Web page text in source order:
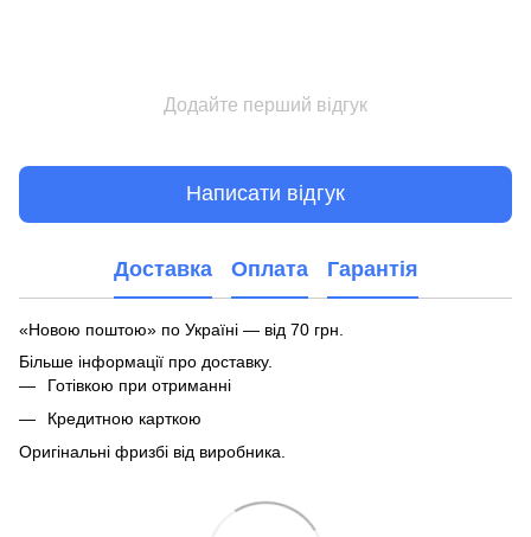
Додайте перший відгук
Написати відгук
Доставка Оплата Гарантія
«Новою поштою» по Україні — від 70 грн.
Більше інформації про доставку.
Готівкою при отриманні
Кредитною карткою
Оригінальні фризбі від виробника.